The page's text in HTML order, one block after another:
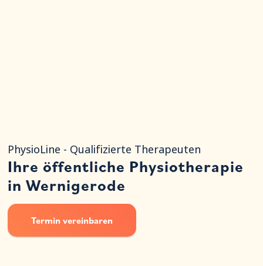
PhysioLine - Qualifizierte Therapeuten
Ihre öffentliche Physiotherapie
in Wernigerode
Termin vereinbaren